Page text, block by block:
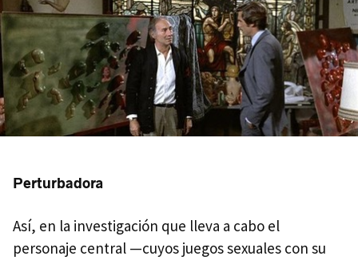
Perturbadora
Así, en la investigación que lleva a cabo el
personaje central —cuyos juegos sexuales con su